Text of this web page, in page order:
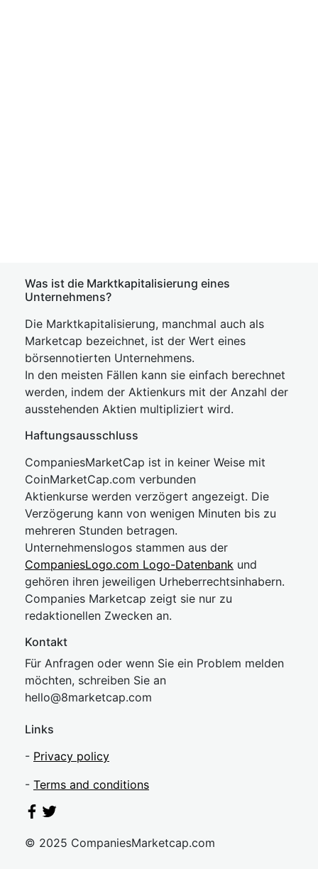
Was ist die Marktkapitalisierung eines
Unternehmens?
Die Marktkapitalisierung, manchmal auch als
Marketcap bezeichnet, ist der Wert eines
börsennotierten Unternehmens.
In den meisten Fällen kann sie einfach berechnet
werden, indem der Aktienkurs mit der Anzahl der
ausstehenden Aktien multipliziert wird.
Haftungsausschluss
CompaniesMarketCap ist in keiner Weise mit
CoinMarketCap.com verbunden
Aktienkurse werden verzögert angezeigt. Die
Verzögerung kann von wenigen Minuten bis zu
mehreren Stunden betragen.
Unternehmenslogos stammen aus der
CompaniesLogo.com Logo-Datenbank und
gehören ihren jeweiligen Urheberrechtsinhabern.
Companies Marketcap zeigt sie nur zu
redaktionellen Zwecken an.
Kontakt
Für Anfragen oder wenn Sie ein Problem melden
möchten, schreiben Sie an
hello@8marketcap.com
Links
- Privacy policy
- Terms and conditions
© 2025 CompaniesMarketcap.com